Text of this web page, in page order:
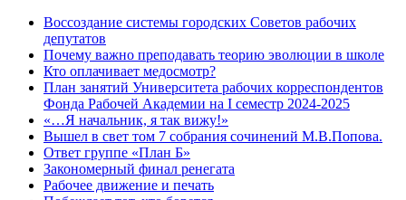
Воссоздание системы городских Советов рабочих
депутатов
Почему важно преподавать теорию эволюции в школе
Кто оплачивает медосмотр?
План занятий Университета рабочих корреспондентов
Фонда Рабочей Академии на I семестр 2024-2025
«…Я начальник, я так вижу!»
Вышел в свет том 7 собрания сочинений М.В.Попова.
Ответ группе «План Б»
Закономерный финал ренегата
Рабочее движение и печать